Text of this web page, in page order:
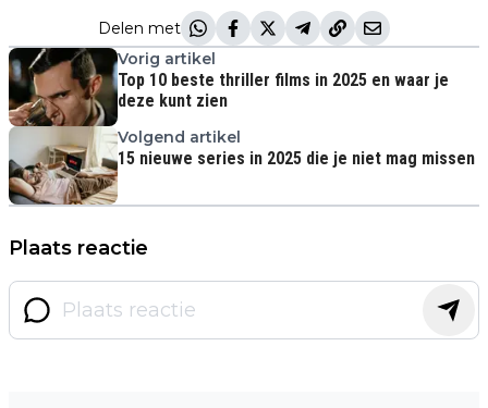
Delen met
Vorig artikel
Top 10 beste thriller films in 2025 en waar je
deze kunt zien
Volgend artikel
15 nieuwe series in 2025 die je niet mag missen
Plaats reactie